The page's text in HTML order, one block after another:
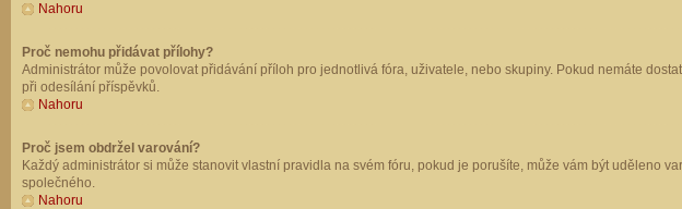
Nahoru
Proč nemohu přidávat přílohy?
Administrátor může povolovat přidávání příloh pro jednotlivá fóra, uživatele, nebo skupiny. Pokud nemáte
při odesílání příspěvků.
Nahoru
Proč jsem obdržel varování?
Každý administrátor si může stanovit vlastní pravidla na svém fóru, pokud je porušíte, může vám být uděleno
společného.
Nahoru